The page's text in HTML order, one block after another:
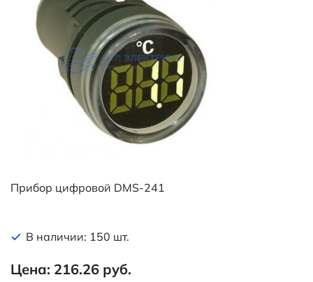
Прибор цифровой DMS-241
В наличии: 150 шт.
Цена: 216.26 руб.